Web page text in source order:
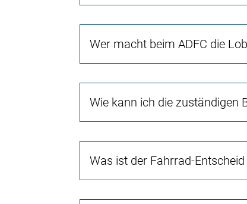
Wer macht beim ADFC die
Wie kann ich die zuständigen
Was ist der Fahrrad-Entscheid